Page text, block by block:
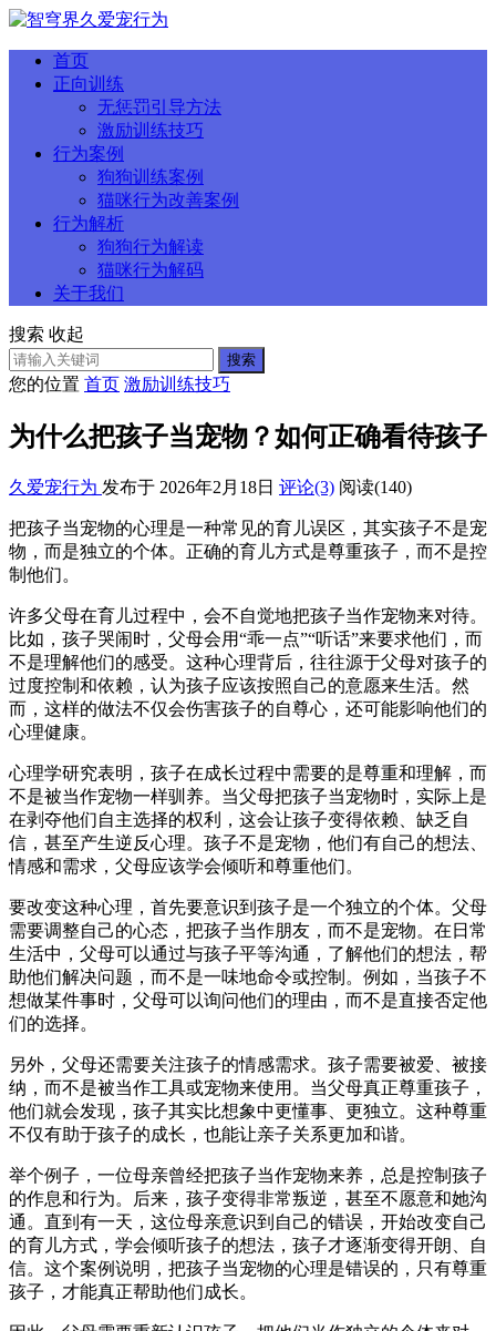
首页
正向训练
无惩罚引导方法
激励训练技巧
行为案例
狗狗训练案例
猫咪行为改善案例
行为解析
狗狗行为解读
猫咪行为解码
关于我们
搜索 收起
搜索
您的位置 首页 激励训练技巧
为什么把孩子当宠物？如何正确看待孩子
久爱宠行为 发布于 2026年2月18日 评论(3) 阅读(140)
把孩子当宠物的心理是一种常见的育儿误区，其实孩子不是宠
物，而是独立的个体。正确的育儿方式是尊重孩子，而不是控
制他们。
许多父母在育儿过程中，会不自觉地把孩子当作宠物来对待。
比如，孩子哭闹时，父母会用“乖一点”“听话”来要求他们，而
不是理解他们的感受。这种心理背后，往往源于父母对孩子的
过度控制和依赖，认为孩子应该按照自己的意愿来生活。然
而，这样的做法不仅会伤害孩子的自尊心，还可能影响他们的
心理健康。
心理学研究表明，孩子在成长过程中需要的是尊重和理解，而
不是被当作宠物一样驯养。当父母把孩子当宠物时，实际上是
在剥夺他们自主选择的权利，这会让孩子变得依赖、缺乏自
信，甚至产生逆反心理。孩子不是宠物，他们有自己的想法、
情感和需求，父母应该学会倾听和尊重他们。
要改变这种心理，首先要意识到孩子是一个独立的个体。父母
需要调整自己的心态，把孩子当作朋友，而不是宠物。在日常
生活中，父母可以通过与孩子平等沟通，了解他们的想法，帮
助他们解决问题，而不是一味地命令或控制。例如，当孩子不
想做某件事时，父母可以询问他们的理由，而不是直接否定他
们的选择。
另外，父母还需要关注孩子的情感需求。孩子需要被爱、被接
纳，而不是被当作工具或宠物来使用。当父母真正尊重孩子，
他们就会发现，孩子其实比想象中更懂事、更独立。这种尊重
不仅有助于孩子的成长，也能让亲子关系更加和谐。
举个例子，一位母亲曾经把孩子当作宠物来养，总是控制孩子
的作息和行为。后来，孩子变得非常叛逆，甚至不愿意和她沟
通。直到有一天，这位母亲意识到自己的错误，开始改变自己
的育儿方式，学会倾听孩子的想法，孩子才逐渐变得开朗、自
信。这个案例说明，把孩子当宠物的心理是错误的，只有尊重
孩子，才能真正帮助他们成长。